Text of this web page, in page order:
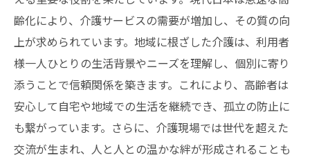
齢化により、介護サービスの需要が増加し、その質の向
上が求められています。地域に根ざした介護は、利用者
様一人ひとりの生活背景やニーズを理解し、個別に寄り
添うことで信頼関係を築きます。これにより、高齢者は
安心して自宅や地域での生活を継続でき、孤立の防止に
も繋がっています。さらに、介護現場では世代を超えた
交流が生まれ、人と人との温かな絆が形成されることも